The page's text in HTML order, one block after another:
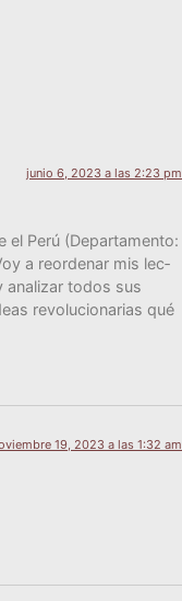
junio 6, 2023 a las 2:23 pm
el Perú (Depar­ta­men­to:
a reor­de­nar mis lec­
ana­li­zar todos sus
revo­lu­cio­na­rias qué
19, 2023 a las 1:32 am